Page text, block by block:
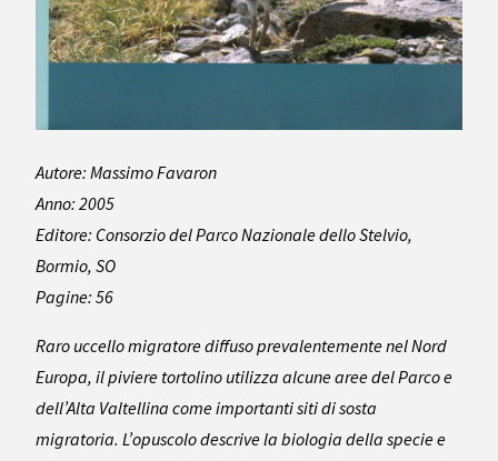
Autore: Massimo Favaron
Anno: 2005
Editore: Consorzio del Parco Nazionale dello Stelvio,
Bormio, SO
Pagine: 56
Raro uccello migratore diffuso prevalentemente nel Nord
Europa, il piviere tortolino utilizza alcune aree del Parco e
dell’Alta Valtellina come importanti siti di sosta
migratoria. L’opuscolo descrive la biologia della specie e